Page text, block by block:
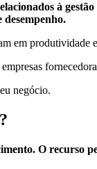
à
produtividade
negócio.
O recurso